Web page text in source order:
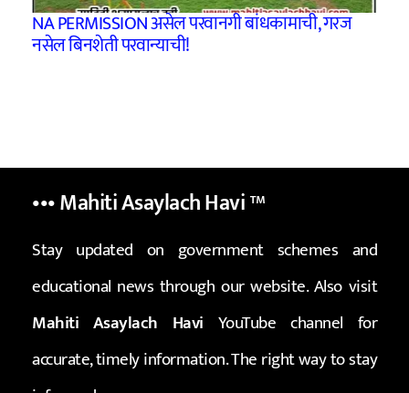
NA PERMISSION असेल परवानगी बांधकामाची, गरज
नसेल बिनशेती परवान्याची!
••• Mahiti Asaylach Havi™
Stay updated on government schemes and
educational news through our website. Also visit
Mahiti Asaylach Havi YouTube channel for
accurate, timely information. The right way to stay